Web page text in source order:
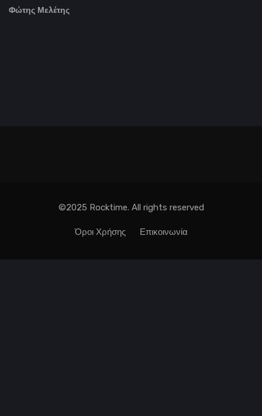
Φώτης Μελέτης
©2025 Rocktime. All rights reserved
Όροι Χρήσης Επικοινωνία